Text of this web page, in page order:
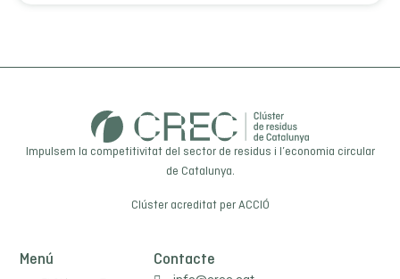
Impulsem la competitivitat del sector de residus i l’economia circular
de Catalunya.
Clúster acreditat perACCIÓ
Menú
Contacte